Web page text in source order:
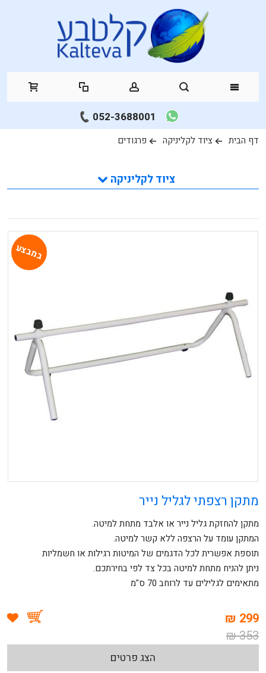
052-3688001
דף הבית ציוד לקליניקה פרגודים
ציוד לקליניקה
במבצע
מתקן רצפתי לגליל נייר
מתקן להחזקת גליל נייר או אלבד מתחת למיטה.
המתקן עומד על הרצפה ללא קשר למיטה.
תוספת אפשרית לכל הדגמים של המיטות רגילות או חשמליות
ניתן להניח מתחת למיטה בכל צד לפי בחירתכם.
מתאימים לגלילים עד לרוחב 70 ס"מ
299 ₪
353 ₪
הצג פרטים